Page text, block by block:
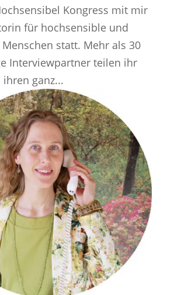
Kongress mit mir
für hochsensible und
statt. Mehr als 30
Interviewpartner teilen ihr
ganz...